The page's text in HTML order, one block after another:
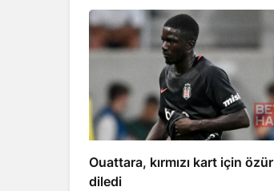
Ouattara, kırmızı kart için özür
diledi